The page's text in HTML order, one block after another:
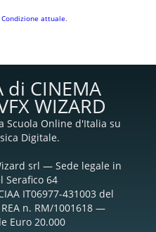
Condizione attuale.
di CINEMA
WIZARD
Scuola Online d'Italia su
Digitale.
srl — Sede legale in
Serafico 64
IT06977-431003 del
n. RM/1001618 —
Euro 20.000